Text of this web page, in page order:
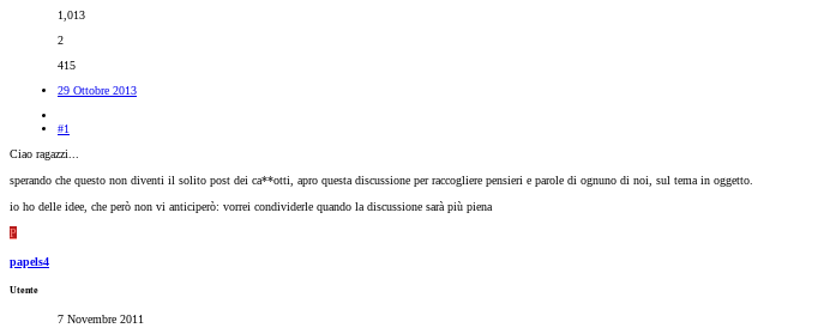
1,013
2
415
29 Ottobre 2013
#1
Ciao ragazzi...
sperando che questo non diventi il solito post dei ca**otti, apro questa discussione per raccogliere pensieri e parole di ognuno di noi, sul tema in oggetto.
io ho delle idee, che però non vi anticiperò: vorrei condividerle quando la discussione sarà più piena
P
papels4
Utente
7 Novembre 2011